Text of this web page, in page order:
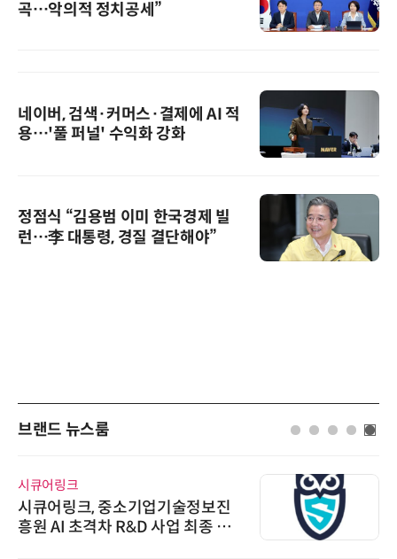
곡…악의적 정치공세”
네이버, 검색·커머스·결제에 AI 적
용…'풀 퍼널' 수익화 강화
정점식 “김용범 이미 한국경제 빌
런…李 대통령, 경질 결단해야”
브랜드 뉴스룸
시큐어링크
시큐어링크, 중소기업기술정보진
흥원 AI 초격차 R&D 사업 최종 선